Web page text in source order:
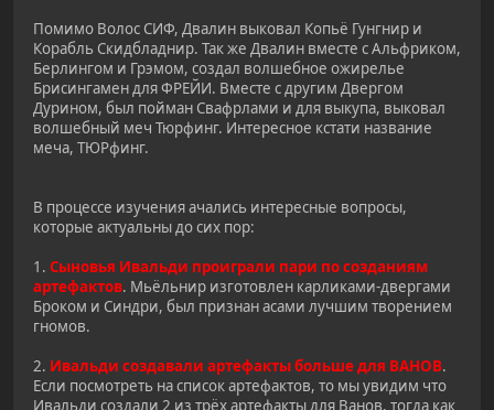
Помимо Волос СИФ, Двалин выковал Копьё Гунгнир и
Корабль Скидбладнир. Так же Двалин вместе с Альфриком,
Берлингом и Грэмом, создал волшебное ожирелье
Брисингамен для ФРЕЙИ. Вместе с другим Двергом
Дурином, был пойман Свафрлами и для выкупа, выковал
волшебный меч Тюрфинг. Интересное кстати название
меча, ТЮРфинг.
В процессе изучения ачались интересные вопросы,
которые актуальны до сих пор:
1. Сыновья Ивальди проиграли пари по созданиям
артефактов. Мьёльнир изготовлен карликами-двергами
Броком и Синдри, был признан асами лучшим творением
гномов.
2. Ивальди создавали артефакты больше для ВАНОВ.
Если посмотреть на список артефактов, то мы увидим что
Ивальди создали 2 из трёх артефакты для Ванов, тогда как